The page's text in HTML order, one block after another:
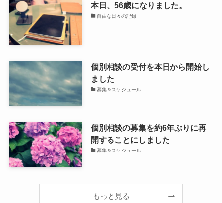
本日、56歳になりました。
自由な日々の記録
個別相談の受付を本日から開始し
ました
募集＆スケジュール
個別相談の募集を約6年ぶりに再
開することにしました
募集＆スケジュール
もっと見る